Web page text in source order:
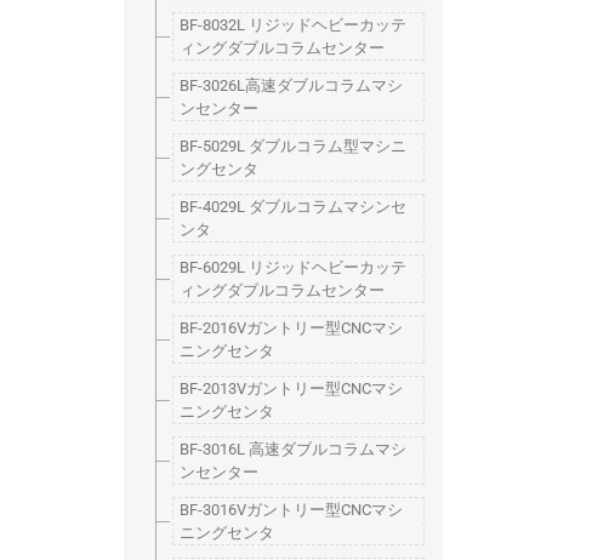
BF-8032L リジッドヘビーカッテ
ィングダブルコラムセンター
BF-3026L高速ダブルコラムマシ
ンセンター
BF-5029L ダブルコラム型マシニ
ングセンタ
BF-4029L ダブルコラムマシンセ
ンタ
BF-6029L リジッドヘビーカッテ
ィングダブルコラムセンター
BF-2016Vガントリー型CNCマシ
ニングセンタ
BF-2013Vガントリー型CNCマシ
ニングセンタ
BF-3016L 高速ダブルコラムマシ
ンセンター
BF-3016Vガントリー型CNCマシ
ニングセンタ